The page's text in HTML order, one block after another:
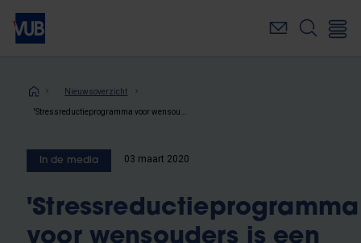
Overslaan
naar
inhoudKruimelpad
Nieuwsoverzicht
In de media 03 maart 2020
'Stressreductieprogramma
voor wensouders is een